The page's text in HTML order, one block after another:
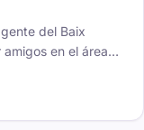
del Baix
en el área